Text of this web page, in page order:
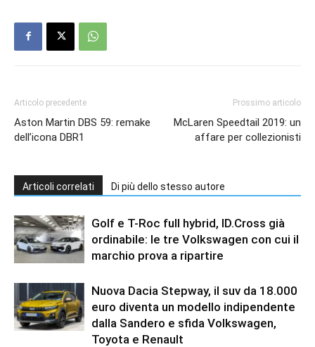
Articolo precedente
Aston Martin DBS 59: remake
dell’icona DBR1
Prossimo articolo
McLaren Speedtail 2019: un
affare per collezionisti
Articoli correlati Di più dello stesso autore
Golf e T-Roc full hybrid, ID.Cross già
ordinabile: le tre Volkswagen con cui il
marchio prova a ripartire
Nuova Dacia Stepway, il suv da 18.000
euro diventa un modello indipendente
dalla Sandero e sfida Volkswagen,
Toyota e Renault